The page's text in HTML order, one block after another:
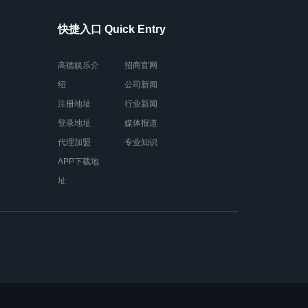
快捷入口 Quick Entry
高德娱乐介
绍
注册地址
登录地址
代理加盟
APP下载地
址
招商官网
公司新闻
行业新闻
媒体报道
专业知识